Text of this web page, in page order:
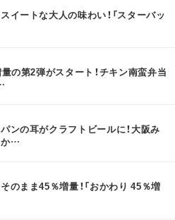
スイートな大人の味わい！「スターバッ
量の第2弾がスタート！チキン南蛮弁当
パンの耳がクラフトビールに！大阪み
…
そのまま45％増量！「おかわり 45％増